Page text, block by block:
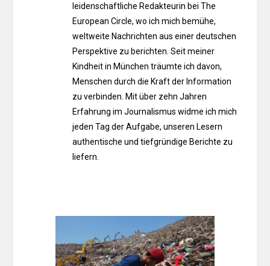
leidenschaftliche Redakteurin bei The
European Circle, wo ich mich bemühe,
weltweite Nachrichten aus einer deutschen
Perspektive zu berichten. Seit meiner
Kindheit in München träumte ich davon,
Menschen durch die Kraft der Information
zu verbinden. Mit über zehn Jahren
Erfahrung im Journalismus widme ich mich
jeden Tag der Aufgabe, unseren Lesern
authentische und tiefgründige Berichte zu
liefern.